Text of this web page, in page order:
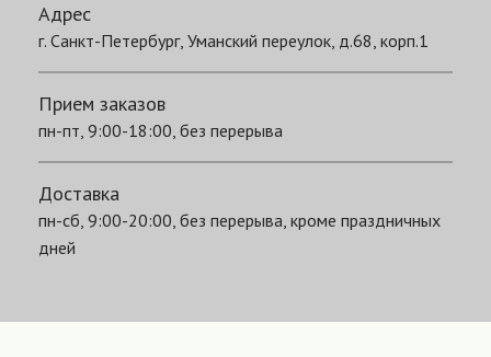
Адрес
г. Санкт-Петербург, Уманский переулок, д.68, корп.1
Прием заказов
пн-пт, 9:00-18:00, без перерыва
Доставка
пн-сб, 9:00-20:00, без перерыва, кроме праздничных
дней